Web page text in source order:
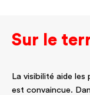
Sur le
La visibilité aide
est convaincue.